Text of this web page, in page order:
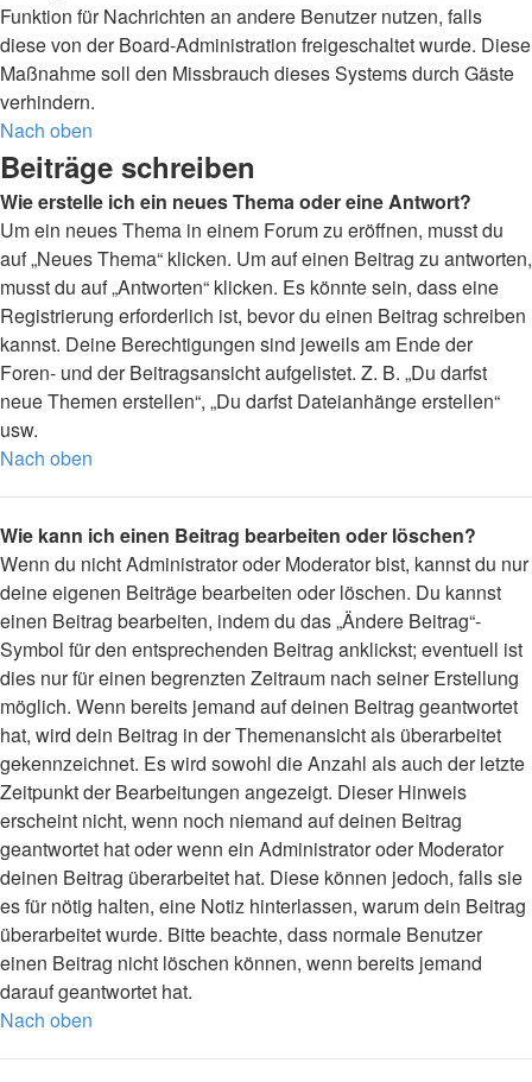
Funktion für Nachrichten an andere Benutzer nutzen, falls
diese von der Board-Administration freigeschaltet wurde. Diese
Maßnahme soll den Missbrauch dieses Systems durch Gäste
verhindern.
Nach oben
Beiträge schreiben
Wie erstelle ich ein neues Thema oder eine Antwort?
Um ein neues Thema in einem Forum zu eröffnen, musst du
auf „Neues Thema“ klicken. Um auf einen Beitrag zu antworten,
musst du auf „Antworten“ klicken. Es könnte sein, dass eine
Registrierung erforderlich ist, bevor du einen Beitrag schreiben
kannst. Deine Berechtigungen sind jeweils am Ende der
Foren- und der Beitragsansicht aufgelistet. Z. B. „Du darfst
neue Themen erstellen“, „Du darfst Dateianhänge erstellen“
usw.
Nach oben
Wie kann ich einen Beitrag bearbeiten oder löschen?
Wenn du nicht Administrator oder Moderator bist, kannst du nur
deine eigenen Beiträge bearbeiten oder löschen. Du kannst
einen Beitrag bearbeiten, indem du das „Ändere Beitrag“-
Symbol für den entsprechenden Beitrag anklickst; eventuell ist
dies nur für einen begrenzten Zeitraum nach seiner Erstellung
möglich. Wenn bereits jemand auf deinen Beitrag geantwortet
hat, wird dein Beitrag in der Themenansicht als überarbeitet
gekennzeichnet. Es wird sowohl die Anzahl als auch der letzte
Zeitpunkt der Bearbeitungen angezeigt. Dieser Hinweis
erscheint nicht, wenn noch niemand auf deinen Beitrag
geantwortet hat oder wenn ein Administrator oder Moderator
deinen Beitrag überarbeitet hat. Diese können jedoch, falls sie
es für nötig halten, eine Notiz hinterlassen, warum dein Beitrag
überarbeitet wurde. Bitte beachte, dass normale Benutzer
einen Beitrag nicht löschen können, wenn bereits jemand
darauf geantwortet hat.
Nach oben